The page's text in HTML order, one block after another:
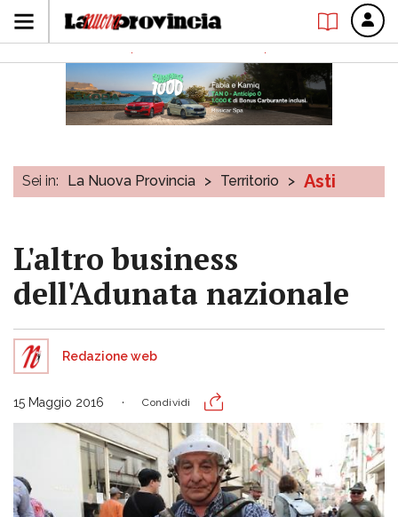
Sei in: La Nuova Provincia > Territorio > Asti
L'altro business
dell'Adunata nazionale
Redazione web
15 Maggio 2016 Condividi